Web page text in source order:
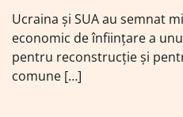
Ucraina și SUA au semnat
economic de înființare a
pentru reconstrucţie și
comune […]